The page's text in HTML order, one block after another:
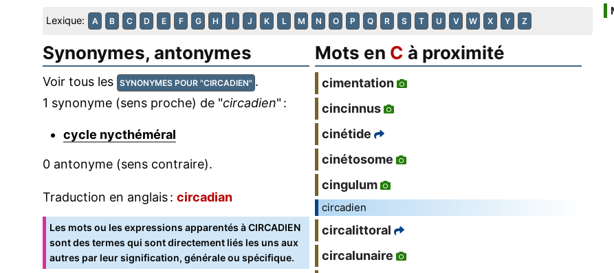
Lexique: A B C D E F G H I J K L M N O P Q R S T U V W X Y Z
Synonymes, antonymes
Voir tous les SYNONYMES POUR "CIRCADIEN" .
1 synonyme (sens proche) de "circadien" :
cycle nycthéméral
0 antonyme (sens contraire).
Traduction en anglais : circadian
Les mots ou les expressions apparentés à CIRCADIEN
sont des termes qui sont directement liés les uns aux
autres par leur signification, générale ou spécifique.
Mots en C à proximité
cimentation
cincinnus
cinétide
cinétosome
cingulum
circadien
circalittoral
circalunaire